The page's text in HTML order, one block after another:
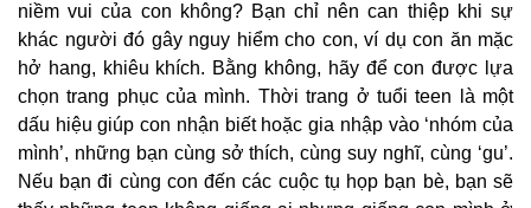
niềm vui của con không? Bạn chỉ nên can thiệp khi sự
khác người đó gây nguy hiểm cho con, ví dụ con ăn mặc
hở hang, khiêu khích. Bằng không, hãy để con được lựa
chọn trang phục của mình. Thời trang ở tuổi teen là một
dấu hiệu giúp con nhận biết hoặc gia nhập vào ‘nhóm của
mình’, những bạn cùng sở thích, cùng suy nghĩ, cùng ‘gu’.
Nếu bạn đi cùng con đến các cuộc tụ họp bạn bè, bạn sẽ